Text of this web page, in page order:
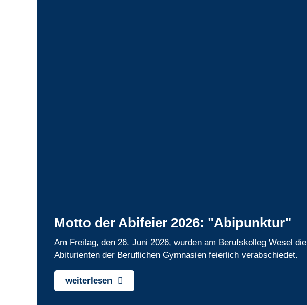
Motto der Abifeier 2026: "Abipunktur"
Am Freitag, den 26. Juni 2026, wurden am Berufskolleg Wesel die
Abiturienten der Beruflichen Gymnasien feierlich verabschiedet.
weiterlesen